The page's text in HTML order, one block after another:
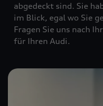
abgedeckt sind. Sie
im Blick, egal wo Sie
Fragen Sie uns nach
für Ihren Audi.